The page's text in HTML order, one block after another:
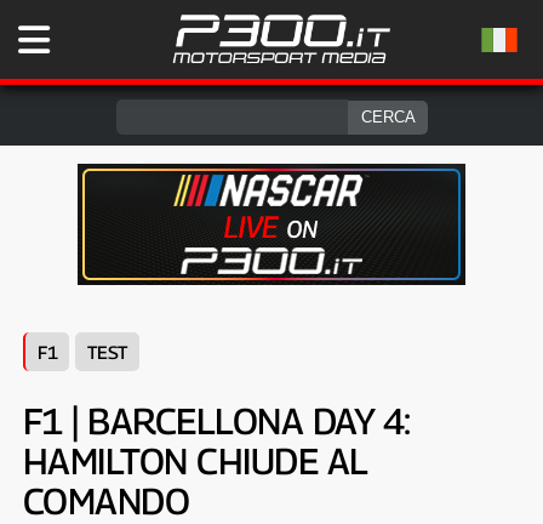
F1 TEST
F1 | BARCELLONA DAY 4:
HAMILTON CHIUDE AL
COMANDO